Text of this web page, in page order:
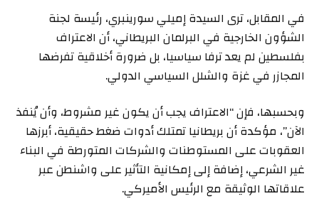
في المقابل، ترى السيدة إميلي سورينبري، رئيسة لجنة
الشؤون الخارجية في البرلمان البريطاني، أن الاعتراف
بفلسطين لم يعد ترفا سياسيا، بل ضرورة أخلاقية تفرضها
المجازر في غزة والشلل السياسي الدولي.
وبحسبها، فإن “الاعتراف يجب أن يكون غير مشروط، وأن يُنفذ
الآن”، مؤكدة أن بريطانيا تمتلك أدوات ضغط حقيقية، أبرزها
العقوبات على المستوطنات والشركات المتورطة في البناء
غير الشرعي، إضافة إلى إمكانية التأثير على واشنطن عبر
علاقاتها الوثيقة مع الرئيس الأميركي.